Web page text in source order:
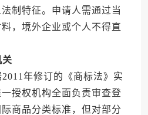
制特征。申请人需通过当
，境外企业或个人不得直
关
年修订的《商标法》实
授权机构全面负责审查登
商品分类标准，但对部分